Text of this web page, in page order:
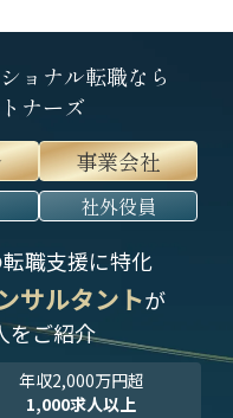
ョナル転職なら
ナーズ
事業会社
社外役員
職支援に特化
サルタントが
をご紹介
年収2,000万円超
1,000求人以上